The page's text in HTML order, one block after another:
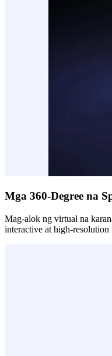
Mga 360-Degree na
Mag-alok ng virtual na
interactive at high-resolution